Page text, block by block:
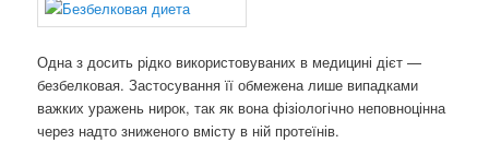
Одна з досить рідко використовуваних в медицині дієт —
безбелковая. Застосування її обмежена лише випадками
важких уражень нирок, так як вона фізіологічно неповноцінна
через надто зниженого вмісту в ній протеїнів.